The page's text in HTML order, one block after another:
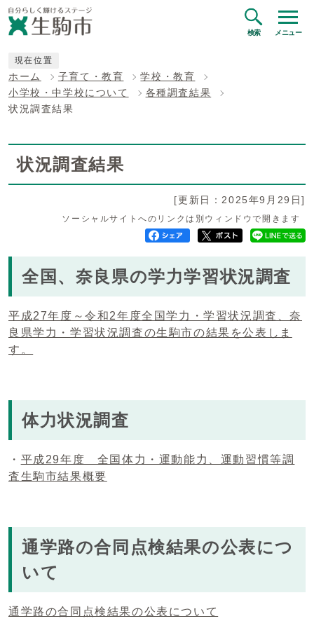
検索 メニュー
現在位置
ホーム 子育て・教育
学校・教育
小学校・中学校について
各種調査結果
状況調査結果
状況調査結果
[更新日：2025年9月29日]
ソーシャルサイトへのリンクは別ウィンドウで開きます
全国、奈良県の学力学習状況調査
平成27年度～令和2年度全国学力・学習状況調査、奈
良県学力・学習状況調査の生駒市の結果を公表しま
す。
体力状況調査
・ 平成29年度 全国体力・運動能力、運動習慣等調
査生駒市結果概要
通学路の合同点検結果の公表につ
いて
通学路の合同点検結果の公表について